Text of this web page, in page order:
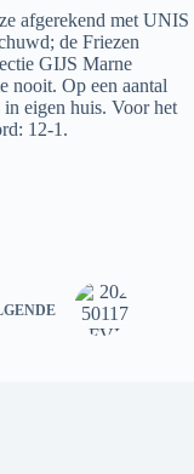
afgerekend met UNIS
de Friezen
GIJS Marne
nooit. Op een aantal
in eigen huis. Voor het
12-1.